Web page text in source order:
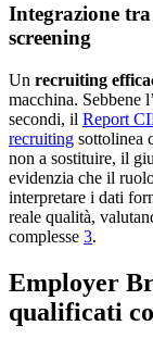
Integrazione
screening
Un recruiting
macchina. Sebbene
secondi, il Report
recruiting sottolinea
non a sostituire, il
evidenzia che il
interpretare i dati
reale qualità,
complesse 3.
Employer
qualificati